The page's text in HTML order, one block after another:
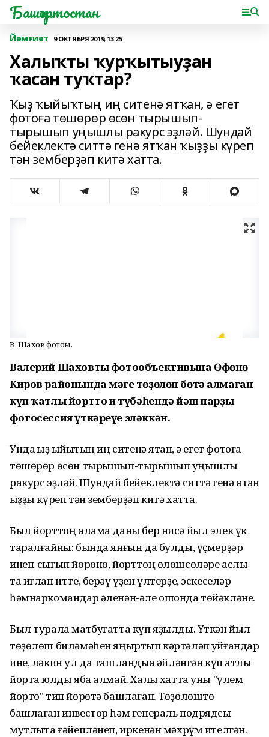
Башҡортостан
Йәмғиәт 9 ОКТЯБРЯ 2019, 13:25
Халыҡты ҡурҡытыуҙан
ҡасан туҡтар?
Ҡыҙ ҡыйыҡтың иң ситенә ятҡан, ә егет
фотоға төшөрөр өсөн тырышып-
тырышып уңышлы ракурс эҙләй. Шундай
бейеклектә ситтә генә ятҡан ҡыҙҙы күреп
тән земберҙәп китә хатта.
В. Шахов фотоһы.
Валерий Шаховтың фотообъективына Өфөнөң
Киров районында мәңге төҙөлөп бөтә алмаған
күп ҡатлы йорттоң иң түбәһендә йәш парҙың
фотосессия үткәреүе эләккән.
Унда ҡыҙ ҡыйыҡтың иң ситенә ятҡан, ә егет фотоға
төшөрөр өсөн тырышып-тырышып уңышлы
ракурс эҙләй. Шундай бейеклектә ситтә генә ятҡан
ҡыҙҙы күреп тән земберҙәп китә хатта.
Был йорттоң алама даны бер нисә йыл элек үк
таралғайны: бында янғын да булды, үҫмерҙәр
инеп-сығып йөрөнө, йорттоң өлөшсөләре аслыҡ
та иғлан итте, берәү үҙен үлтерҙе, эскеселәр
һәмнаркомандар әленән-әле ошонда төйәкләне.
Был турала матбуғатта күп яҙылды. Үткән йыл
төҙөлөш биләмәһен яңыртып кәртәләп ҡуйғандар
ине, ләкин ул да ташландыҡҡа әйләнгән күп ҡатлы
йортҡа юлды яба алмай. Халыҡ хатта уны "үлем
йорто" тип йөрөтә башлаған. Төҙөлөштө
башлаған инвестор һәм генераль подрядсы
мутлыҡта ғәйепләнеп, иркенән мәхрүм ителгән.